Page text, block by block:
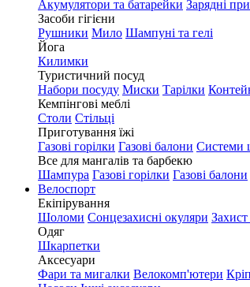
Акумулятори та батарейки Зарядні
Засоби гігієни
Рушники Мило Шампуні та гелі
Йога
Килимки
Туристичний посуд
Набори посуду Миски Тарілки
Кемпінгові меблі
Столи Стільці
Приготування їжі
Газові горілки Газові балони Системи
Все для мангалів та барбекю
Шампура Газові горілки Газові балони
Велоспорт
Екіпірування
Шоломи Сонцезахисні окуляри Захист
Одяг
Шкарпетки
Аксесуари
Фари та мигалки Велокомп'ютери